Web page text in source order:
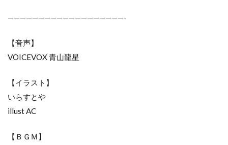
———————————————————-
【音声】
VOICEVOX 青山龍星
【イラスト】
いらすとや
illust AC
【ＢＧＭ】